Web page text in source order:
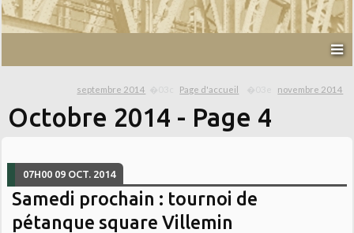
septembre 2014 Page d'accueil novembre 2014
Octobre 2014 - Page 4
07H00 09 OCT. 2014
Samedi prochain : tournoi de
pétanque square Villemin